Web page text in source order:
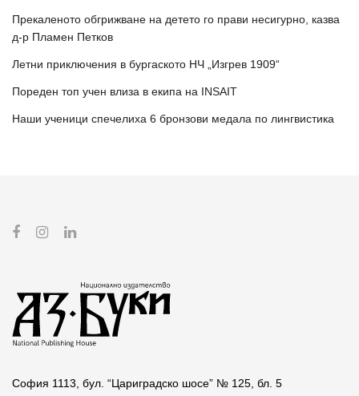
Прекаленото обгрижване на детето го прави несигурно, казва
д-р Пламен Петков
Летни приключения в бургаското НЧ „Изгрев 1909“
Пореден топ учен влиза в екипа на INSAIT
Наши ученици спечелиха 6 бронзови медала по лингвистика
София 1113, бул. “Цариградско шосе” № 125, бл. 5